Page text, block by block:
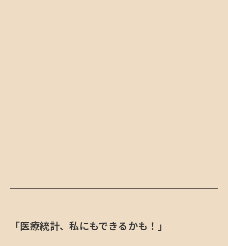
「医療統計、私にもできるかも！」